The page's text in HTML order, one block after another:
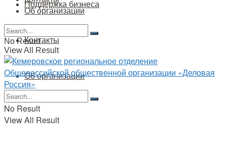
Поддержка бизнеса
Контакты
Об организации
Об организации
No Result
View All Result
No Result
View All Result